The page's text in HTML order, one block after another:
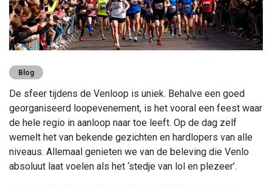
Blog
De sfeer tijdens de Venloop is uniek. Behalve een goed
georganiseerd loopevenement, is het vooral een feest waar
de hele regio in aanloop naar toe leeft. Op de dag zelf
wemelt het van bekende gezichten en hardlopers van alle
niveaus. Allemaal genieten we van de beleving die Venlo
absoluut laat voelen als het ‘stedje van lol en plezeer’.